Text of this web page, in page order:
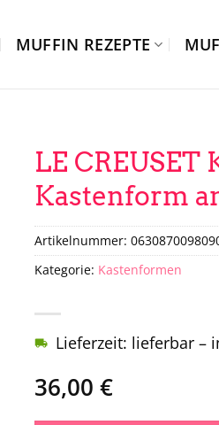
MUFFIN REZEPTE
LE
Kastenform
36,00 €
Lieferzeit: lieferbar –
Artikelnummer:
Kategorie: Kastenformen